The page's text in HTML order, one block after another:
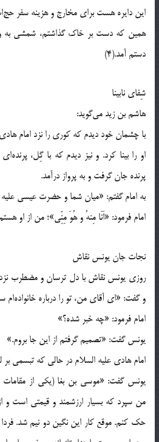
اين دايره هست براي مخارج و هزينه سفر
همين که دست بر خاک گذاشتم، شمشي به
دستم آمد.(4)
شِفاي نابينا
هاشم بن زيد مي‌گويد:
با چشمان خود ديدم که کوري را نزد امام هادي
او را بينا کرد. و نيز ديدم که با گِل،
پرنده جان گرفت و به پرواز درآمد.
به امام گفتم: «ميان شما و حضرت عيسي
امام فرمود: «اَنَا مِنهُ و هُوَ مِنِّي»؛ من از او
نجات جان يونس نقاش
روزي يونس نقاش با دل ترسان و مضطرب نزد
و گفت: «اي آقاي من، تو را درباره
امام فرمود: «چه خبر شده؟»
يونس گفت: «تصميم گرفتم از اين جا بروم.»
امام هادي عليه السلام در حالي که تبسمي
يونس گفت: «موسي بن بغا (يکي از
من سپرد که بسيار ارزشمند و قيمتي است
حک کنم. موقع کار اين نگين دو نيم شد.